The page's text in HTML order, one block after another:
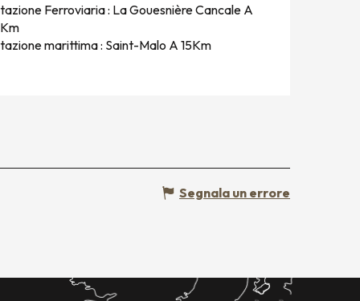
Ferroviaria : La Gouesnière Cancale A
marittima : Saint-Malo A 15Km
Segnala un errore